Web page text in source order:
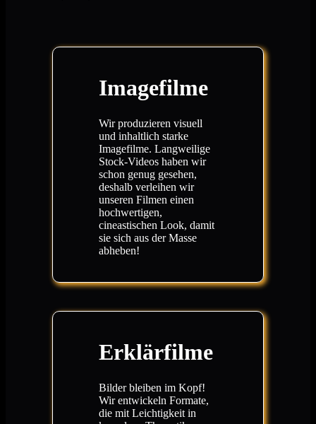
Imagefilme
Wir produzieren visuell
und inhaltlich starke
Imagefilme. Langweilige
Stock-Videos haben wir
schon genug gesehen,
deshalb verleihen wir
unseren Filmen einen
hochwertigen,
cineastischen Look, damit
sie sich aus der Masse
abheben!
Erklärfilme
Bilder bleiben im Kopf!
Wir entwickeln Formate,
die mit Leichtigkeit in